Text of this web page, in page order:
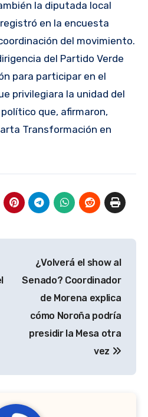
la diputada local
en la encuesta
del movimiento.
del Partido Verde
para participar en el
privilegiara la unidad del
que, afirmaron,
Transformación en
¿Volverá el show al
Senado? Coordinador
de Morena explica
cómo Noroña podría
presidir la Mesa otra
vez